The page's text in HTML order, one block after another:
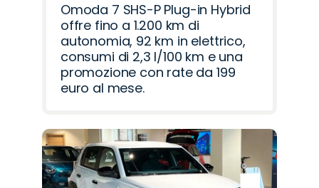
Omoda 7 SHS-P Plug-in Hybrid
offre fino a 1.200 km di
autonomia, 92 km in elettrico,
consumi di 2,3 l/100 km e una
promozione con rate da 199
euro al mese.